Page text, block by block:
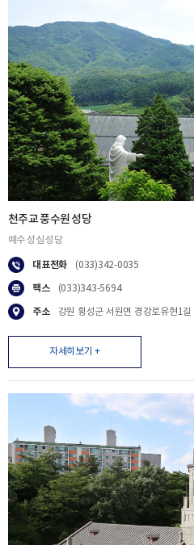
천주교 풍수원 성당
예수 성심 성당
대표전화 (033)342-0035
팩스 (033)343-5694
주소 강원 횡성군 서원면 경강로유현1길
자세히보기 +